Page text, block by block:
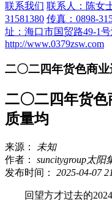
联系我们 联系人：陈女
31581380 传真：0898-
址：海口市国贸路49-1
http://www.0379zsw.com
二〇二四年货色商
二〇二四年货色
质量均
来源：
未知
作者： suncitygroup太阳
发布时间： 2025-04-07
回望方才过去的2024